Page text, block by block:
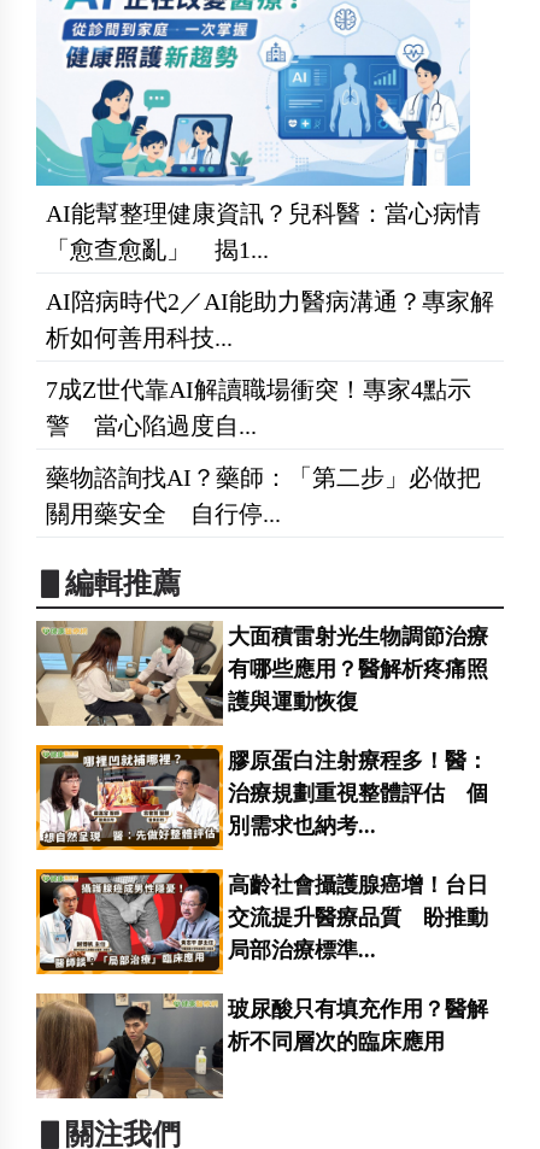
AI能幫整理健康資訊？兒科醫：當心病情
「愈查愈亂」 揭1...
AI陪病時代2／AI能助力醫病溝通？專家解
析如何善用科技...
7成Z世代靠AI解讀職場衝突！專家4點示
警 當心陷過度自...
藥物諮詢找AI？藥師：「第二步」必做把
關用藥安全 自行停...
▋編輯推薦
大面積雷射光生物調節治療
有哪些應用？醫解析疼痛照
護與運動恢復
膠原蛋白注射療程多！醫：
治療規劃重視整體評估 個
別需求也納考...
高齡社會攝護腺癌增！台日
交流提升醫療品質 盼推動
局部治療標準...
玻尿酸只有填充作用？醫解
析不同層次的臨床應用
▋關注我們